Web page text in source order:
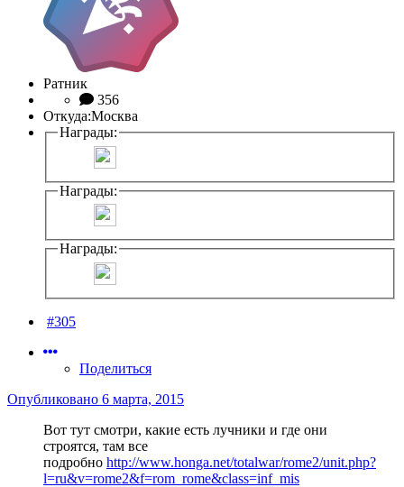
Ратник
356
Откуда:Москва
Награды:
Награды:
Награды:
#305
Поделиться
Опубликовано 6 марта, 2015
Вот тут смотри, какие есть лучники и где они
строятся, там все
подробно http://www.honga.net/totalwar/rome2/unit.php?
l=ru&v=rome2&f=rom_rome&class=inf_mis